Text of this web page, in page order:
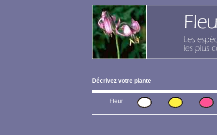
Décrivez votre plante
Fleur